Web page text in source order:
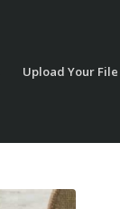
Upload Your File